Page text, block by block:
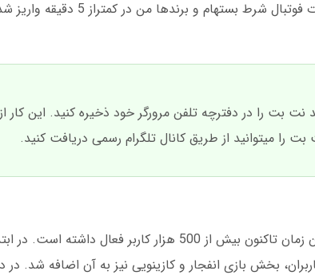
نمیکند. من شخصا چندین بار در
بت را در دفترچه تلفن مرورگر خود ذخیره کنید. این کار
را میتوانید از طریق کانال تلگرام رسمی دریافت کنید.
نت بت در سال 1395 تاسیس شد و از آن زمان تاکنون بیش از 500